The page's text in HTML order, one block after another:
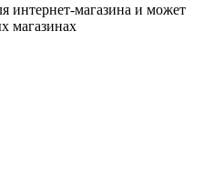
интернет-магазина и может
магазинах